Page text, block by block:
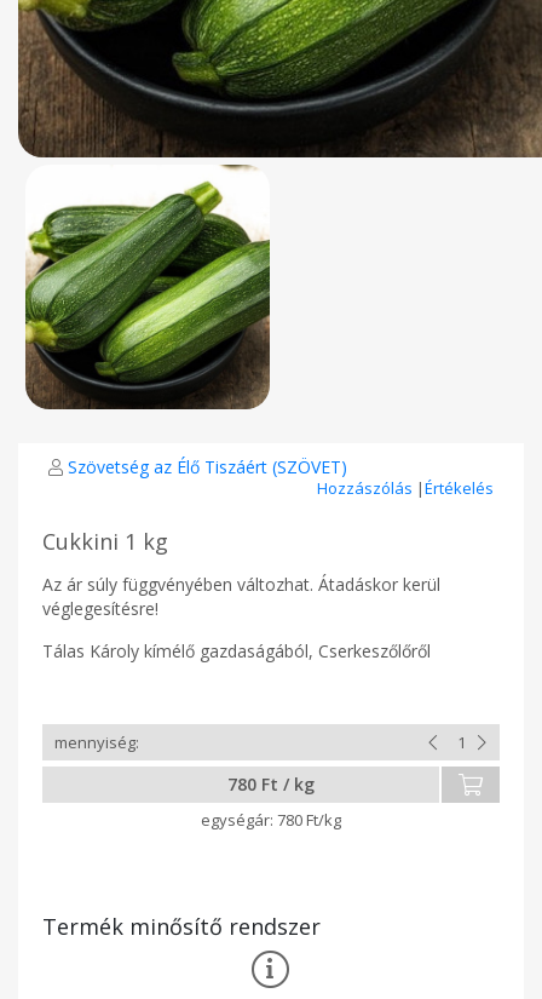
Szövetség az Élő Tiszáért (SZÖVET)
Hozzászólás |Értékelés
Cukkini 1 kg
Az ár súly függvényében változhat. Átadáskor kerül
véglegesítésre!
Tálas Károly kímélő gazdaságából, Cserkeszőlőről
780 Ft / kg
780 Ft/kg
Termék minősítő rendszer